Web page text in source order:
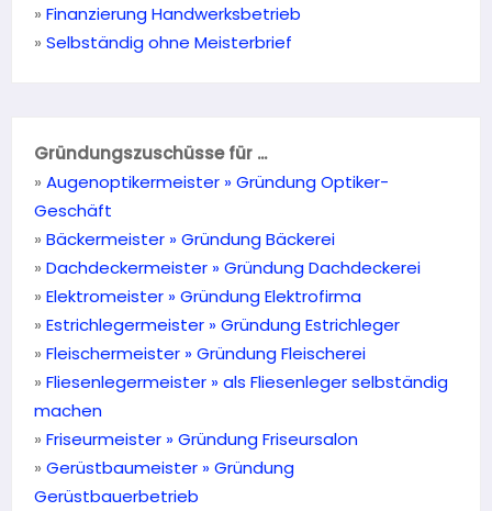
» Finanzierung Handwerksbetrieb
» Selbständig ohne Meisterbrief
Gründungszuschüsse für ...
» Augenoptikermeister » Gründung Optiker-
Geschäft
» Bäckermeister » Gründung Bäckerei
» Dachdeckermeister » Gründung Dachdeckerei
» Elektromeister » Gründung Elektrofirma
» Estrichlegermeister » Gründung Estrichleger
» Fleischermeister » Gründung Fleischerei
» Fliesenlegermeister » als Fliesenleger selbständig
machen
» Friseurmeister » Gründung Friseursalon
» Gerüstbaumeister » Gründung
Gerüstbauerbetrieb